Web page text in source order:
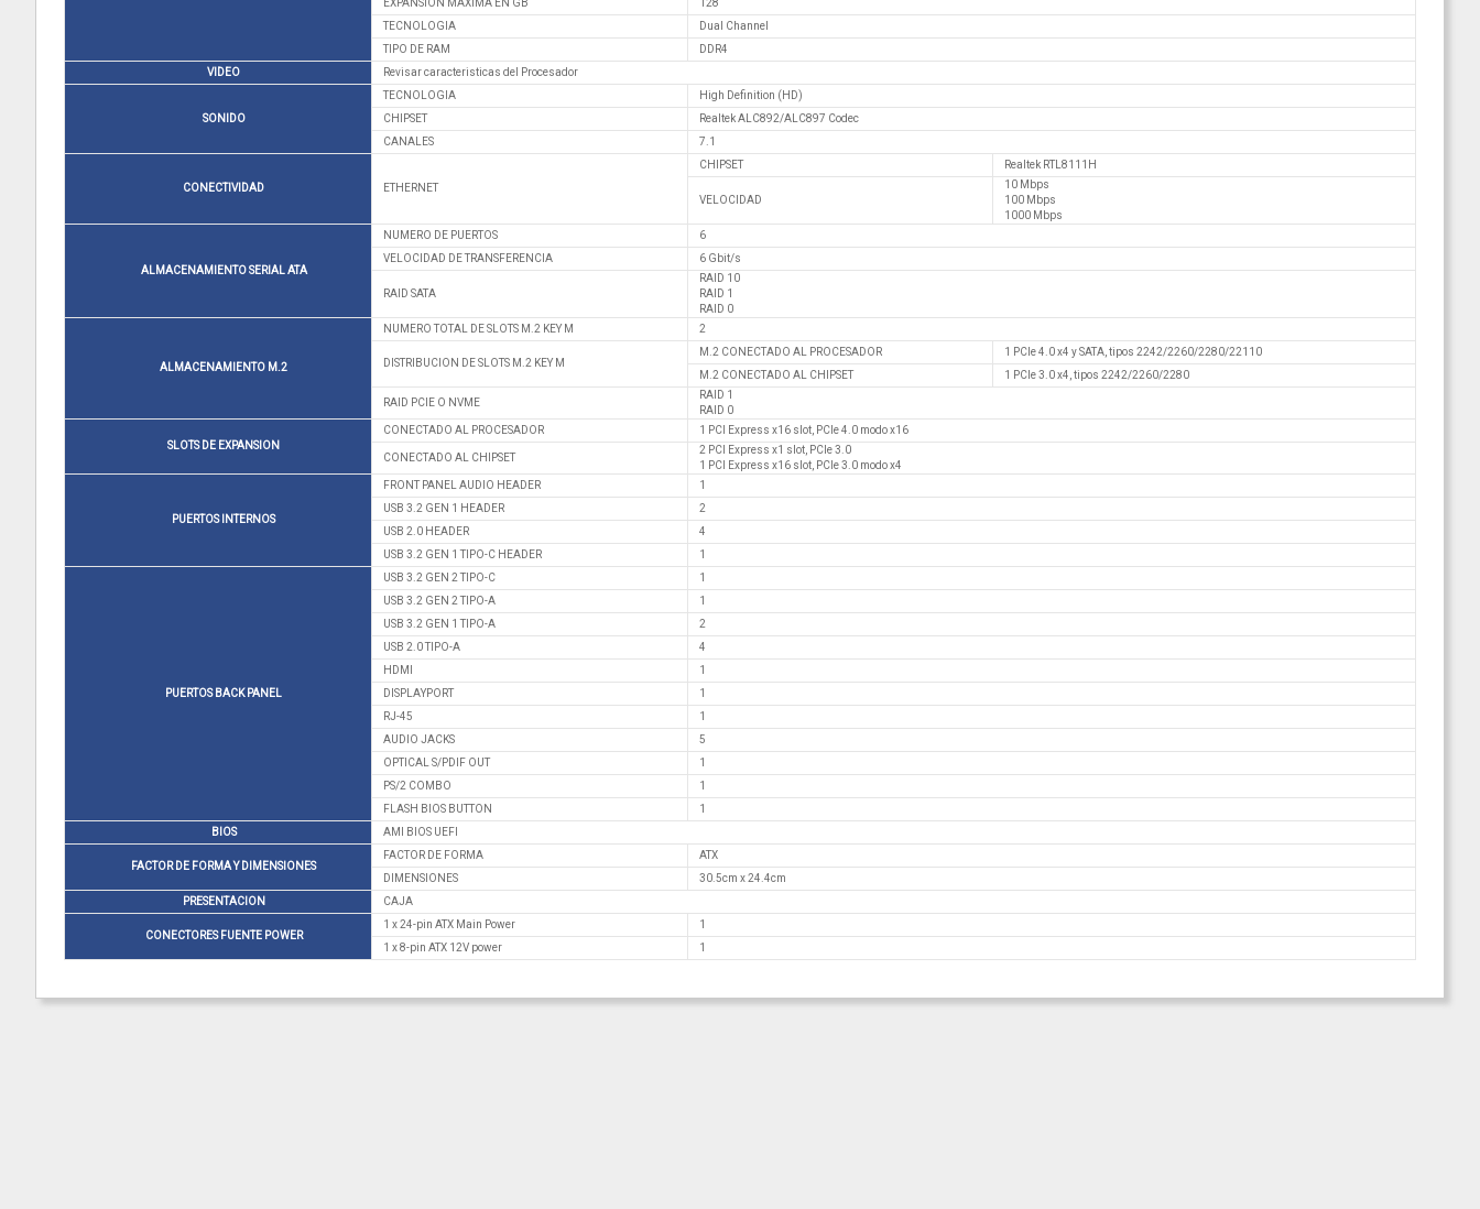
EXPANSION MAXIMA EN GB
128
TECNOLOGIA
Dual Channel
TIPO DE RAM
DDR4
VIDEO
Revisar caracteristicas del Procesador
SONIDO
TECNOLOGIA
High Definition (HD)
CHIPSET
Realtek ALC892/ALC897 Codec
CANALES
7.1
CONECTIVIDAD ETHERNET
CHIPSET Realtek RTL8111H
VELOCIDAD
10 Mbps
100 Mbps
1000 Mbps
ALMACENAMIENTO SERIAL ATA
NUMERO DE PUERTOS
6
VELOCIDAD DE TRANSFERENCIA
6 Gbit/s
RAID SATA
RAID 10
RAID 1
RAID 0
ALMACENAMIENTO M.2
NUMERO TOTAL DE SLOTS M.2 KEY M 2
DISTRIBUCION DE SLOTS M.2 KEY M
M.2 CONECTADO AL PROCESADOR
1 PCIe 4.0 x4 y SATA, tipos 2242/2260/2280/22110
M.2 CONECTADO AL CHIPSET
1 PCIe 3.0 x4, tipos 2242/2260/2280
RAID PCIE O NVME
RAID 1
RAID 0
SLOTS DE EXPANSION
CONECTADO AL PROCESADOR 1 PCI Express x16 slot, PCIe 4.0 modo x16
CONECTADO AL CHIPSET
2 PCI Express x1 slot, PCIe 3.0
1 PCI Express x16 slot, PCIe 3.0 modo x4
PUERTOS INTERNOS
FRONT PANEL AUDIO HEADER
1
USB 3.2 GEN 1 HEADER
2
USB 2.0 HEADER
4
USB 3.2 GEN 1 TIPO-C HEADER
1
PUERTOS BACK PANEL
USB 3.2 GEN 2 TIPO-C
1
USB 3.2 GEN 2 TIPO-A
1
USB 3.2 GEN 1 TIPO-A
2
USB 2.0 TIPO-A
4
HDMI
1
DISPLAYPORT
1
RJ-45
1
AUDIO JACKS
5
OPTICAL S/PDIF OUT
1
PS/2 COMBO
1
FLASH BIOS BUTTON
1
BIOS
AMI BIOS UEFI
FACTOR DE FORMA Y DIMENSIONES
FACTOR DE FORMA
ATX
DIMENSIONES
30.5cm x 24.4cm
PRESENTACION
CAJA
CONECTORES FUENTE POWER
1 x 24-pin ATX Main Power
1
1 x 8-pin ATX 12V power
1